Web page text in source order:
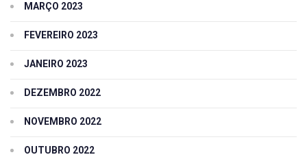
MARÇO 2023
FEVEREIRO 2023
JANEIRO 2023
DEZEMBRO 2022
NOVEMBRO 2022
OUTUBRO 2022